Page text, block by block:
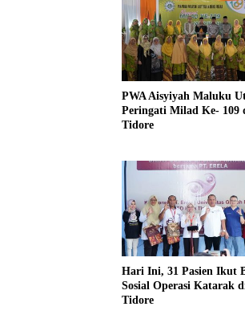
PWA Aisyiyah Maluku
Peringati Milad Ke- 109
Tidore
Hari Ini, 31 Pasien Ikut
Sosial Operasi Katarak
Tidore